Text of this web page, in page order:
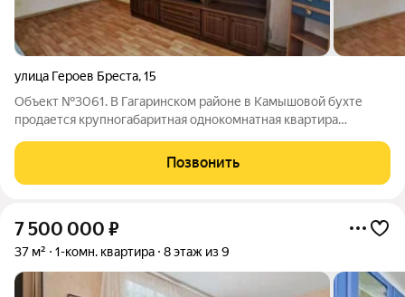
улица Героев Бреста,15
Объект №3061. В Гагаринском районе в Камышовой бухте
продается крупногабаритная однокомнатная квартира
находится на первом этаже, палисадник красивый.Комната
площадью 19квм, кухня - 9.1квм, лоджия
Позвонить
7 500 000 ₽
37 м² 1-комн. квартира 8 этаж из 9